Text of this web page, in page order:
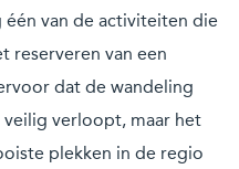
één van de activiteiten die
reserveren van een
dat de wandeling
verloopt, maar het
plekken in de regio